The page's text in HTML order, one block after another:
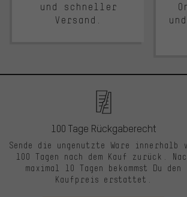
und schneller
Versand.
100 Tage Rückgaberecht
Sende die ungenutzte Ware innerhalb
100 Tagen nach dem Kauf zurück.
maximal 10 Tagen bekommst Du den
Kaufpreis erstattet.